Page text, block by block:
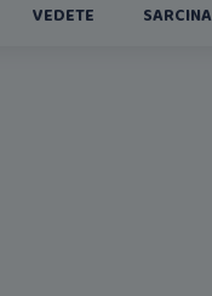
VEDETE SARCINA